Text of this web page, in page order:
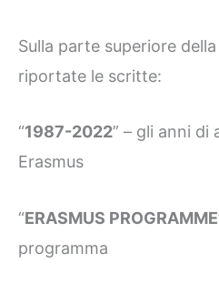
Sulla parte superiore
riportate le scritte:
“1987-2022” – gli anni
Erasmus
“ERASMUS PROGRAMME
programma